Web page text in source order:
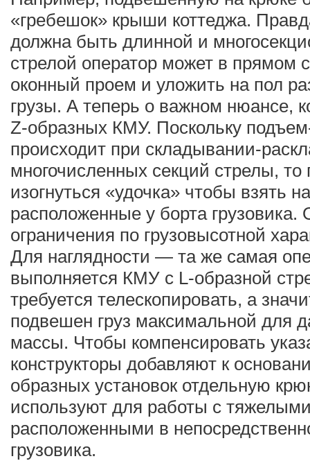
«гребешок» крыши коттеджа.
должна быть длинной и
стрелой оператор может в прямом
оконный проем и уложить на пол
грузы. А теперь о важном нюансе,
Z-образных КМУ. Поскольку
происходит при складывании-
многочисленных секций стрелы, то
изогнуться «удочка» чтобы взять
расположенные у борта
ограничения по грузовысотной
Для наглядности — та же самая
выполняется КМУ с L-образной
требуется телескопировать, а
подвешен груз максимальной для
массы. Чтобы компенсировать
конструкторы добавляют к
образных установок отдельную
используют для работы с
расположенными в
грузовика.